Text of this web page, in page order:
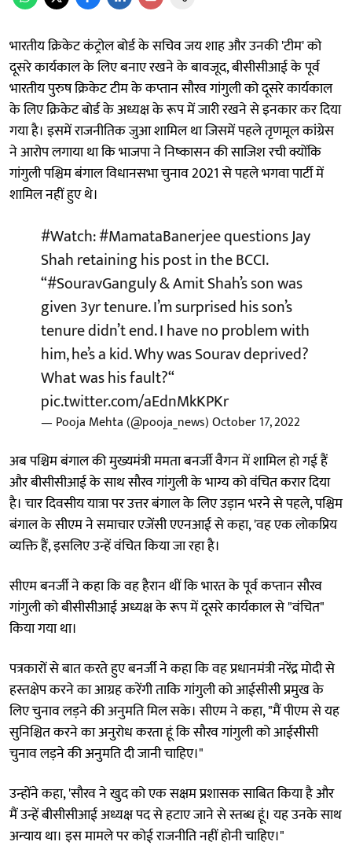
भारतीय क्रिकेट कंट्रोल बोर्ड के सचिव जय शाह और उनकी 'टीम' को
दूसरे कार्यकाल के लिए बनाए रखने के बावजूद, बीसीसीआई के पूर्व
भारतीय पुरुष क्रिकेट टीम के कप्तान सौरव गांगुली को दूसरे कार्यकाल
के लिए क्रिकेट बोर्ड के अध्यक्ष के रूप में जारी रखने से इनकार कर दिया
गया है। इसमें राजनीतिक जुआ शामिल था जिसमें पहले तृणमूल कांग्रेस
ने आरोप लगाया था कि भाजपा ने निष्कासन की साजिश रची क्योंकि
गांगुली पश्चिम बंगाल विधानसभा चुनाव 2021 से पहले भगवा पार्टी में
शामिल नहीं हुए थे।
#Watch:#MamataBanerjeequestions Jay
Shah retaining his post in the BCCI.
“#SouravGanguly& Amit Shah’s son was
given 3yr tenure. I’m surprised his son’s
tenure didn’t end. I have no problem with
him, he’s a kid. Why was Sourav deprived?
What was his fault?“
pic.twitter.com/aEdnMkKPKr
— Pooja Mehta (@pooja_news)October 17, 2022
अब पश्चिम बंगाल की मुख्यमंत्री ममता बनर्जी वैगन में शामिल हो गई हैं
और बीसीसीआई के साथ सौरव गांगुली के भाग्य को वंचित करार दिया
है। चार दिवसीय यात्रा पर उत्तर बंगाल के लिए उड़ान भरने से पहले, पश्चिम
बंगाल के सीएम ने समाचार एजेंसी एएनआई से कहा, 'वह एक लोकप्रिय
व्यक्ति हैं, इसलिए उन्हें वंचित किया जा रहा है।
सीएम बनर्जी ने कहा कि वह हैरान थीं कि भारत के पूर्व कप्तान सौरव
गांगुली को बीसीसीआई अध्यक्ष के रूप में दूसरे कार्यकाल से "वंचित"
किया गया था।
पत्रकारों से बात करते हुए बनर्जी ने कहा कि वह प्रधानमंत्री नरेंद्र मोदी से
हस्तक्षेप करने का आग्रह करेंगी ताकि गांगुली को आईसीसी प्रमुख के
लिए चुनाव लड़ने की अनुमति मिल सके। सीएम ने कहा, "मैं पीएम से यह
सुनिश्चित करने का अनुरोध करता हूं कि सौरव गांगुली को आईसीसी
चुनाव लड़ने की अनुमति दी जानी चाहिए।"
उन्होंने कहा, 'सौरव ने खुद को एक सक्षम प्रशासक साबित किया है और
मैं उन्हें बीसीसीआई अध्यक्ष पद से हटाए जाने से स्तब्ध हूं। यह उनके साथ
अन्याय था। इस मामले पर कोई राजनीति नहीं होनी चाहिए।"